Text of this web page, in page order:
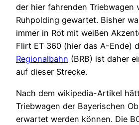
der hier fahrenden Triebwagen
Ruhpolding gewartet. Bisher
immer in Rot mit weißen
Flirt ET 360 (hier das A-Ende)
Regionalbahn (BRB) ist daher
auf dieser Strecke.
Nach dem wikipedia-Artikel
Triebwagen der Bayerischen
erwartet werden können. Die